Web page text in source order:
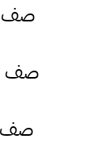
صف
صف
صف